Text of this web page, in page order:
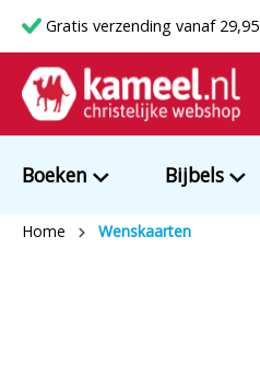
Gratis verzending vanaf 29,95
Boeken Bijbels
Home Wenskaarten